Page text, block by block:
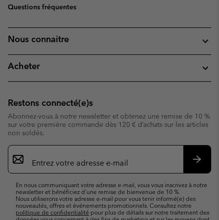
Questions fréquentes
Nous connaitre
Acheter
Restons connecté(e)s
Abonnez-vous à notre newsletter et obtenez une remise de 10 %
sur votre première commande dès 120 € d’achats sur les articles
non soldés.
Inscription
par
e-
En nous communiquant votre adresse e-mail, vous vous inscrivez à notre
newsletter et bénéficiez d’une remise de bienvenue de 10 %.
Nous utiliserons votre adresse e-mail pour vous tenir informé(e) des
nouveautés, offres et événements promotionnels. Consultez notre
politique de confidentialité pour plus de détails sur notre traitement des